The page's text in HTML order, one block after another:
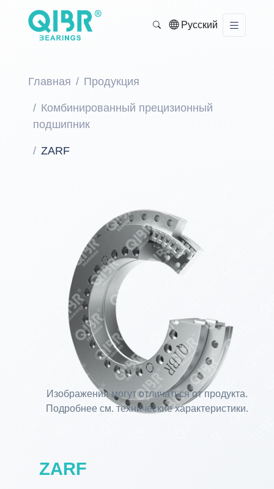
Русский
Главная Продукция
Комбинированный прецизионный
подшипник
ZARF
Изображения могут отличаться от продукта.
Подробнее см. технические характеристики.
ZARF